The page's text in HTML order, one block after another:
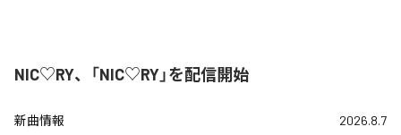
NIC♡RY、「NIC♡RY」を配信開始
新曲情報 2026.8.7